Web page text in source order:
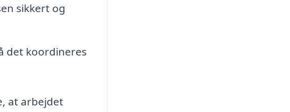
sikkert og
det koordineres
at arbejdet